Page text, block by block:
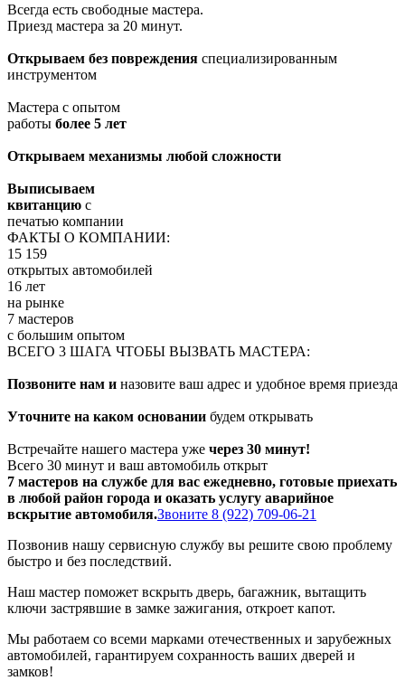
Всегда есть свободные мастера.
Приезд мастера за 20 минут.
Открываем без повреждения специализированным
инструментом
Мастера с опытом
работы более 5 лет
Открываем механизмы любой сложности
Выписываем
квитанцию с
печатью компании
ФАКТЫ О КОМПАНИИ:
15 159
открытых автомобилей
16 лет
на рынке
7 мастеров
с большим опытом
ВСЕГО 3 ШАГА ЧТОБЫ ВЫЗВАТЬ МАСТЕРА:
Позвоните нам и назовите ваш адрес и удобное время приезда
Уточните на каком основании будем открывать
Встречайте нашего мастера уже через 30 минут!
Всего 30 минут и ваш автомобиль открыт
7 мастеров на службе для вас ежедневно, готовые приехать
в любой район города и оказать услугу аварийное
вскрытие автомобиля.Звоните 8 (922) 709-06-21
Позвонив нашу сервисную службу вы решите свою проблему
быстро и без последствий.
Наш мастер поможет вскрыть дверь, багажник, вытащить
ключи застрявшие в замке зажигания, откроет капот.
Мы работаем со всеми марками отечественных и зарубежных
автомобилей, гарантируем сохранность ваших дверей и
замков!